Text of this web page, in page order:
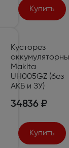
Купить
Кусторез
Makita
UH005GZ (без
АКБ и ЗУ)
34836 ₽
Купить